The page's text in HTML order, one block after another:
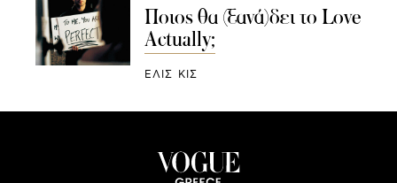
Ποιος θα (ξανά)δει το Love
Αctually;
ΕΛΙΣ ΚΙΣ